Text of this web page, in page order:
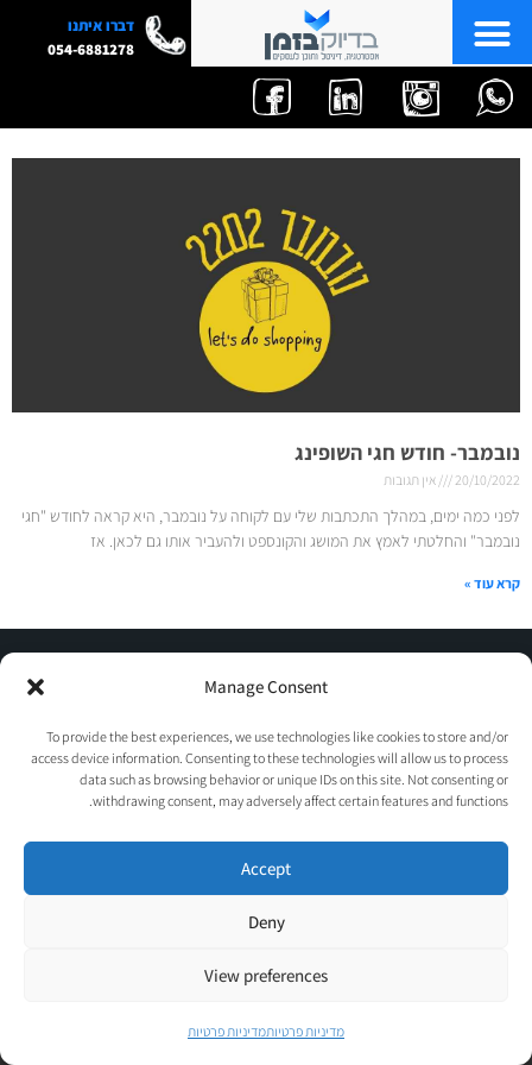
Manage Consent
To provide the best experiences, we use technologies like cookies to store and/or
access device information. Consenting to these technologies will allow us to process
data such as browsing behavior or unique IDs on this site. Not consenting or
withdrawing consent, may adversely affect certain features and functions.
Accept
Deny
View preferences
מדיניות פרטיותמדיניות פרטיות
דברו איתנו
054-6881278
נובמבר- חודש חגי השופינג
20/10/2022 אין תגובות
לפני כמה ימים, במהלך התכתבות שלי עם לקוחה על נובמבר, היא קראה לחודש "חגי
נובמבר" והחלטתי לאמץ את המושג והקונספט ולהעביר אותו גם לכאן. אז
קרא עוד »
, העסק החברתי לבניית אתרים | עיצוב וגרפיקה:
psycat
אומרים שהניוזלטר שלנו
הוא אחד המעניינים שיש..